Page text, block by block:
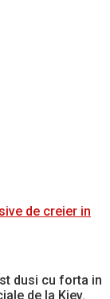
de creier in
dusi cu forta in
de la Kiev.